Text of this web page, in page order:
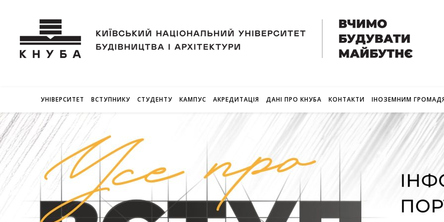
УНІВЕРСИТЕТ ВСТУПНИКУ СТУДЕНТУ КАМПУС АКРЕДИТАЦІЯ ДАНІ ПРО КНУБА КОНТАКТИ ІНОЗЕМНИМ